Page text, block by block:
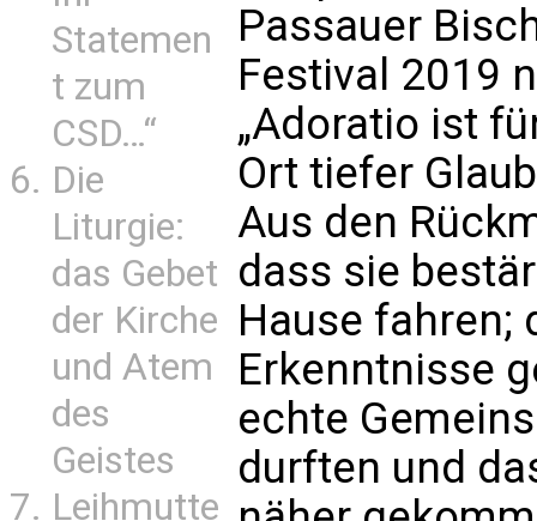
Statemen
t zum
CSD…“
Die
Liturgie:
das Gebet
der Kirche
und Atem
des
Geistes
Leihmutte
Passauer
Festival 2019
„Adoratio ist
Ort tiefer
Aus den
dass sie
Hause fahren;
Erkenntnisse
echte
durften und